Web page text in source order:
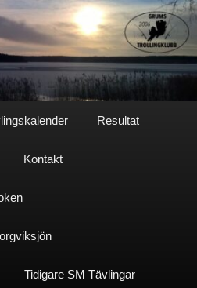
Resultat
Kontakt
Tidigare SM Tävlingar